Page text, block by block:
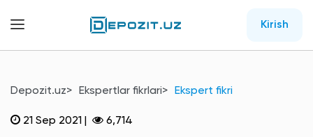
Kirish
Depozit.uz Ekspertlar fikrlari Ekspert fikri
21 Sep 2021 6,714